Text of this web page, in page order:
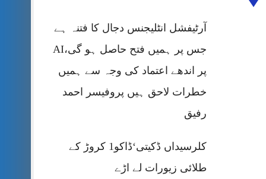
آرٹیفشل انٹلیجنس دجال کا فتنہ ہے
جس پر ہمیں فتح حاصل ہو گی،AI
پر اندھے اعتماد کی وجہ سے ہمیں
خطرات لاحق ہیں پروفیسر احمد
رفیق
کلرسیداں ڈکیتی‘ڈاکو1 کروڑ کے
طلائی زیورات لے اڑے